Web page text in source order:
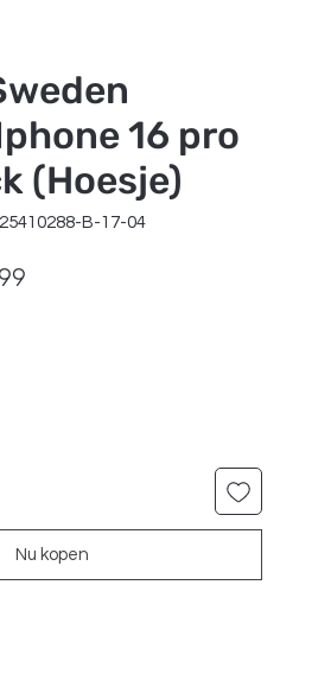
16 pro
(Hoesje)
B-17-04
Nu kopen